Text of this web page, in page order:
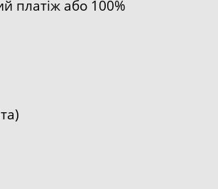
платіж або 100%